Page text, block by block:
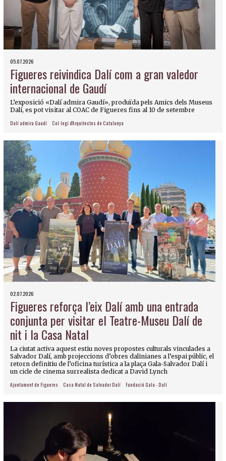
05.07.2026
Figueres reivindica Dalí com a gran valedor
internacional de Gaudí
L’exposició «Dalí admira Gaudí», produïda pels Amics dels Museus
Dalí, es pot visitar al COAC de Figueres fins al 10 de setembre
Dalí admira Gaudí Col·legi d'Arquitectes de Catalunya
02.07.2026
Figueres reforça l’eix Dalí amb una entrada
conjunta per visitar el Teatre-Museu Dalí de
nit i la Casa Natal
La ciutat activa aquest estiu noves propostes culturals vinculades a
Salvador Dalí, amb projeccions d’obres dalinianes a l’espai públic, el
retorn definitiu de l’oficina turística a la plaça Gala-Salvador Dalí i
un cicle de cinema surrealista dedicat a David Lynch
Ajuntament de Figueres Casa Natal de Salvador Dalí Fundació Gala - Dalí